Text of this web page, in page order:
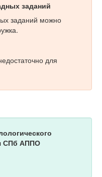
заданий
заданий можно
для
СПб АППО